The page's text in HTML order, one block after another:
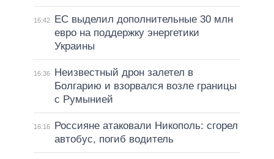
16:42
ЕС выделил дополнительные 30 млн
евро на поддержку энергетики
Украины
16:36
Неизвестный дрон залетел в
Болгарию и взорвался возле границы
с Румынией
16:16
Россияне атаковали Никополь: сгорел
автобус, погиб водитель